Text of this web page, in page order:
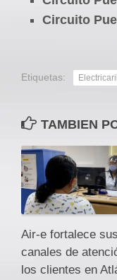
Circuito
Etiquetas:
TAMBIEN
Air-e fortalece sus
canales de
los clientes en